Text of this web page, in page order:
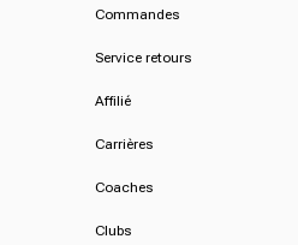
Commandes
Service retours
Affilié
Carrières
Coaches
Clubs